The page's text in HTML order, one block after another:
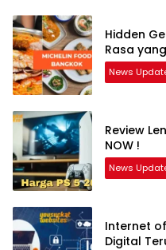
Hidden
Rasa
News
Review
NOW !
News
Internet
Digital